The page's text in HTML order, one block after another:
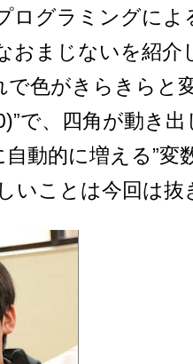
ログラミングによ
おまじないを紹介
で色がきらきらと
で、四角が動き
動的に増える”変
いことは今回は抜